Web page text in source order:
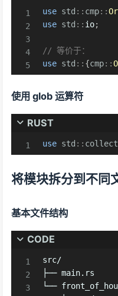
use std :: cmp::
use std :: io;
// 等价于：
use std :: {cmp::
使用 glob 运算符
RUST
use std ::
将模块拆分到不同
基本文件结构
CODE
src/
├── main.rs
└──